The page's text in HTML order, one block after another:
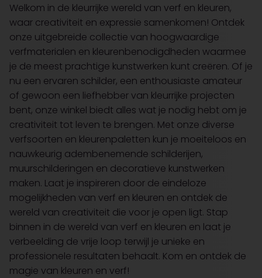
Welkom in de kleurrijke wereld van verf en kleuren,
waar creativiteit en expressie samenkomen! Ontdek
onze uitgebreide collectie van hoogwaardige
verfmaterialen en kleurenbenodigdheden waarmee
je de meest prachtige kunstwerken kunt creëren. Of je
nu een ervaren schilder, een enthousiaste amateur
of gewoon een liefhebber van kleurrijke projecten
bent, onze winkel biedt alles wat je nodig hebt om je
creativiteit tot leven te brengen. Met onze diverse
verfsoorten en kleurenpaletten kun je moeiteloos en
nauwkeurig adembenemende schilderijen,
muurschilderingen en decoratieve kunstwerken
maken. Laat je inspireren door de eindeloze
mogelijkheden van verf en kleuren en ontdek de
wereld van creativiteit die voor je open ligt. Stap
binnen in de wereld van verf en kleuren en laat je
verbeelding de vrije loop terwijl je unieke en
professionele resultaten behaalt. Kom en ontdek de
magie van kleuren en verf!